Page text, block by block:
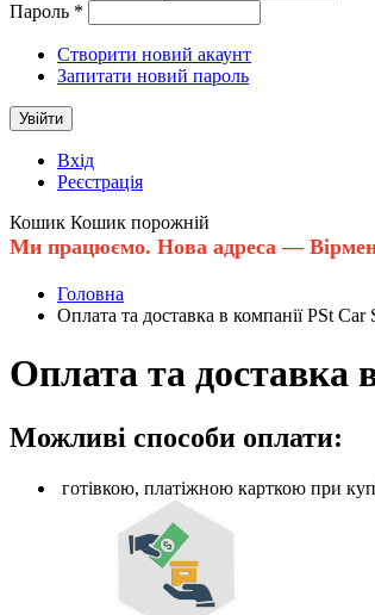
Пароль *
Створити новий акаунт
Запитати новий пароль
Вхід
Реєстрація
Кошик Кошик порожній
Ми працюємо. Нова адреса —
Головна
Оплата та доставка в компанії PSt Car
Оплата та доставка
Можливі способи оплати:
готівкою, платіжною карткою при